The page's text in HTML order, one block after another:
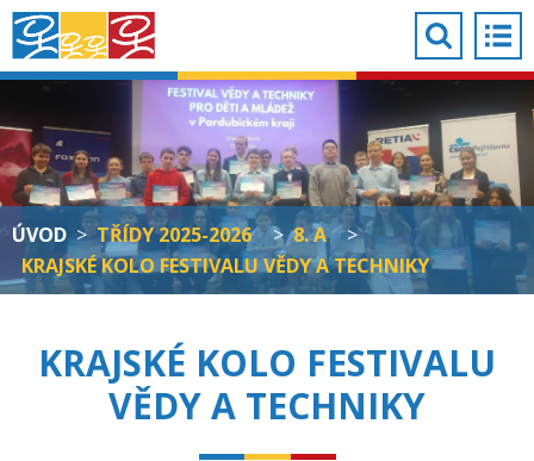
ÚVOD > TŘÍDY 2025-2026 > 8. A
>
KRAJSKÉ KOLO FESTIVALU VĚDY A TECHNIKY
KRAJSKÉ KOLO FESTIVALU
VĚDY A TECHNIKY